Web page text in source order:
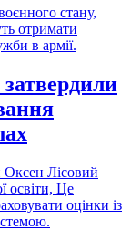
стану,
отримати
в армії.
Оксен Лісовий
освіти, Це
оцінки із